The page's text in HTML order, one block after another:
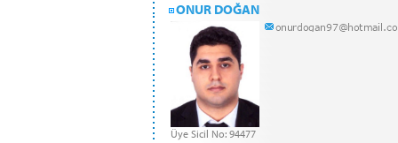
ONUR DOĞAN
Üye Sicil No: 94477